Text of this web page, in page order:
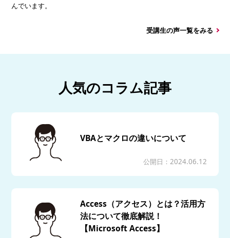
んでいます。
受講生の声一覧をみる
人気のコラム記事
VBAとマクロの違いについて
公開日：2024.06.12
Access（アクセス）とは？活用方
法について徹底解説！
【Microsoft Access】